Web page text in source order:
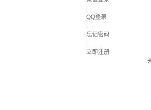
QQ登录
忘记密码
立即注册